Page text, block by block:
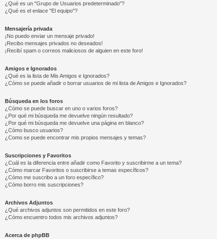
¿Qué es un "Grupo de Usuarios predeterminado"?
¿Qué es el enlace "El equipo"?
Mensajería privada
¡No puedo enviar un mensaje privado!
¡Recibo mensajes privados no deseados!
¡Recibí spam o correos maliciosos de alguien en este foro!
Amigos e Ignorados
¿Qué es la lista de Mis Amigos e Ignorados?
¿Cómo se puede añadir o borrar usuarios de mi lista de Amigos e Ignorados?
Búsqueda en los foros
¿Cómo se puede buscar en uno o varios foros?
¿Por qué mi búsqueda me devuelve ningún resultado?
¿Por qué mi búsqueda me devuelve una página en blanco?
¿Cómo busco usuarios?
¿Como se puede encontrar mis propios mensajes y temas?
Suscripciones y Favoritos
¿Cuál es la diferencia entre añadir como Favorito y suscribirme a un tema?
¿Cómo marcar Favoritos o suscribirse a temas específicos?
¿Cómo me suscribo a un foro específico?
¿Cómo borro mis suscripciones?
Archivos Adjuntos
¿Qué archivos adjuntos son permitidos en este foro?
¿Cómo encuentro todos mis archivos adjuntos?
Acerca de phpBB